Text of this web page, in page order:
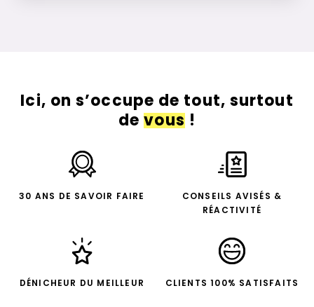
Ici, on s’occupe de tout, surtout
devous!
30 ANS DE SAVOIR FAIRE
CONSEILS AVISÉS &
RÉACTIVITÉ
DÉNICHEUR DU MEILLEUR CLIENTS 100% SATISFAITS